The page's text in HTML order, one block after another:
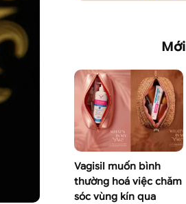
Vagisil muốn bình
thường hoá việc chăm
sóc vùng kín qua